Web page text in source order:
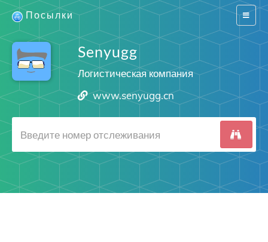
Switch
Посылки
Senyugg
Логистическая компания
www.senyugg.cn